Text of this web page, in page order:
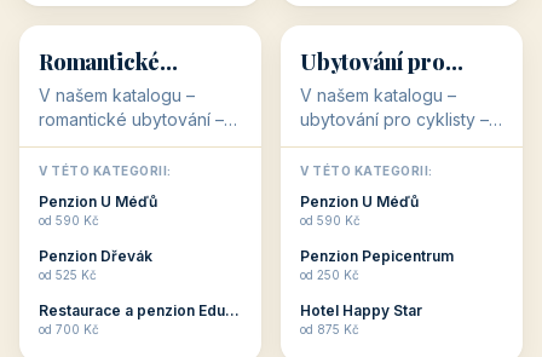
💕
Romantické
ubytování
V našem katalogu –
romantické ubytování –
jsou pro Vás připraveny
objekty, které svojí
stavbou, polohou anebo
zaměřením nabízí
Romantické ...
V TÉTO KATEGORII:
Penzion U Méďů
od 590 Kč
Penzion Dřevák
od 525 Kč
Restaurace a penzion Eduard
od 700 Kč
🚴 32 objektů
Ubytování pro
cyklisty
V našem katalogu –
ubytování pro cyklisty –
jsou pro Vás připraveny
objekty, které jsou na
milovníky cykloturistiky
připraveny. Většinou mají
V TÉTO KATEGORII:
Penzion U Méďů
od 590 Kč
Penzion Pepicentrum
od 250 Kč
Hotel Happy Star
od 875 Kč
👥 💼